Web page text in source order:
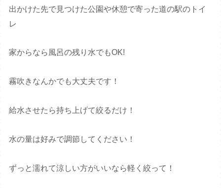
出かけた先で見つけた公園や休憩で寄った道の駅のトイ
レ
家からなら風呂の残り水でもOK!
霧吹きなんかでも大丈夫です！
給水させたら持ち上げて絞るだけ！
水の量は好みで調節してください！
ずっと濡れて涼しい方がいいなら軽く絞って！